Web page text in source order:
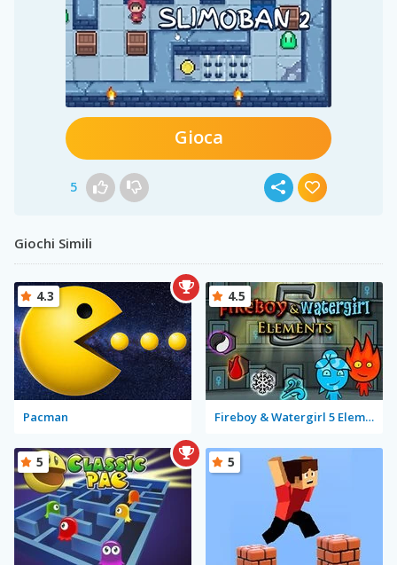
Gioca
5
Giochi Simili
Pacman
4.3
Fireboy & Watergirl 5 Elements
4.5
5 5